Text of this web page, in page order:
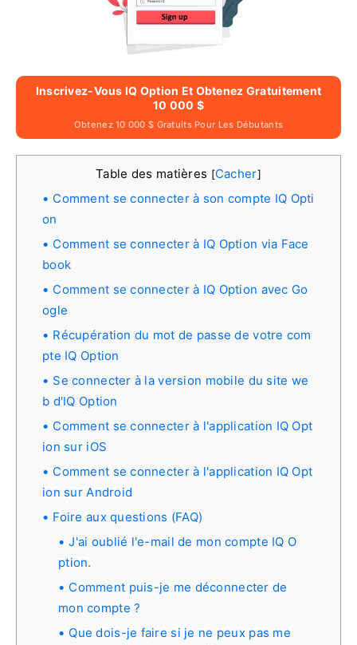
Inscrivez-Vous IQ Option Et Obtenez Gratuitement
10 000 $
Obtenez 10 000 $ Gratuits Pour Les Débutants
Table des matières [Cacher]
Comment se connecter à son compte IQ Opti
on
Comment se connecter à IQ Option via Face
book
Comment se connecter à IQ Option avec Go
ogle
Récupération du mot de passe de votre com
pte IQ Option
Se connecter à la version mobile du site we
b d'IQ Option
Comment se connecter à l'application IQ Opt
ion sur iOS
Comment se connecter à l'application IQ Opt
ion sur Android
Foire aux questions (FAQ)
J'ai oublié l'e-mail de mon compte IQ O
ption.
Comment puis-je me déconnecter de
mon compte ?
Que dois-je faire si je ne peux pas me